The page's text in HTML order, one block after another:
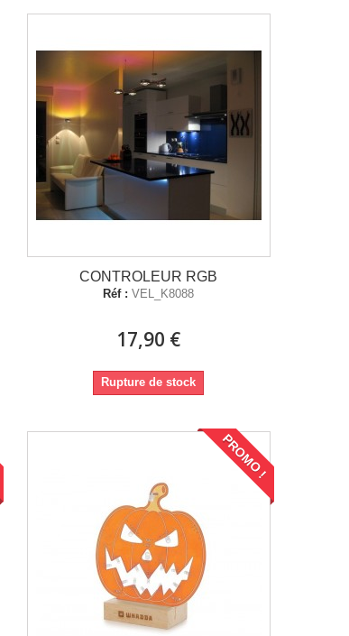
CONTROLEUR RGB
Réf : VEL_K8088
17,90 €
Rupture de stock
PROMO !